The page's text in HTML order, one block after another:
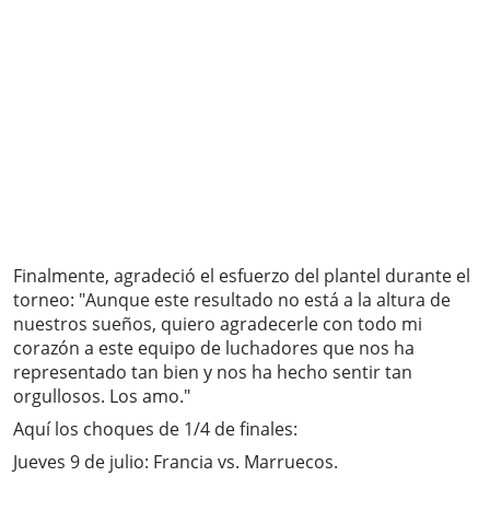
Finalmente, agradeció el esfuerzo del plantel durante el
torneo: "Aunque este resultado no está a la altura de
nuestros sueños, quiero agradecerle con todo mi
corazón a este equipo de luchadores que nos ha
representado tan bien y nos ha hecho sentir tan
orgullosos. Los amo."
Aquí los choques de 1/4 de finales:
Jueves 9 de julio: Francia vs. Marruecos.